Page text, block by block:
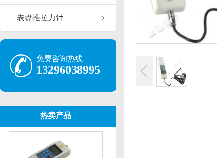
表盘推拉力计
免费咨询热线
13296038995
热卖产品